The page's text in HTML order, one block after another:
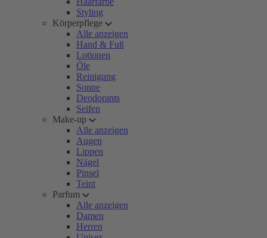
Styling
Körperpflege
Alle anzeigen
Hand & Fuß
Lotionen
Öle
Reinigung
Sonne
Deodorants
Seifen
Make-up
Alle anzeigen
Augen
Lippen
Nägel
Pinsel
Teint
Parfum
Alle anzeigen
Damen
Herren